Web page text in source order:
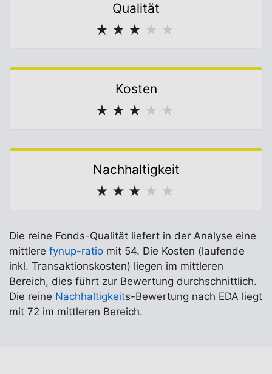
Qualität
★ ★ ★ ★ ★
Kosten
★ ★ ★ ★ ★
Nachhaltigkeit
★ ★ ★ ★ ★
Die reine Fonds-Qualität liefert in der Analyse eine
mittlere fynup-ratio mit 54. Die Kosten (laufende
inkl. Transaktionskosten) liegen im mittleren
Bereich, dies führt zur Bewertung durchschnittlich.
Die reine Nachhaltigkeits-Bewertung nach EDA liegt
mit 72 im mittleren Bereich.